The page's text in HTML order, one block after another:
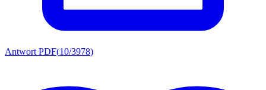
Antwort PDF(10/3978)